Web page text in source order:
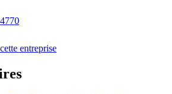
entreprise